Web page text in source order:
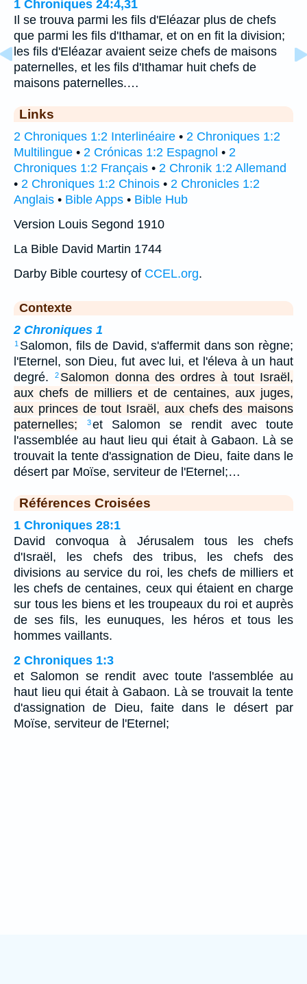
1 Chroniques 24:4,31
Il se trouva parmi les fils d'Eléazar plus de chefs
que parmi les fils d'Ithamar, et on en fit la division;
les fils d'Eléazar avaient seize chefs de maisons
paternelles, et les fils d'Ithamar huit chefs de
maisons paternelles.…
Links
2 Chroniques 1:2 Interlinéaire • 2 Chroniques 1:2
Multilingue • 2 Crónicas 1:2 Espagnol • 2
Chroniques 1:2 Français • 2 Chronik 1:2 Allemand
• 2 Chroniques 1:2 Chinois • 2 Chronicles 1:2
Anglais • Bible Apps • Bible Hub
Version Louis Segond 1910
La Bible David Martin 1744
Darby Bible courtesy of CCEL.org.
Contexte
2 Chroniques 1
1 Salomon, fils de David, s'affermit dans son règne;
l'Eternel, son Dieu, fut avec lui, et l'éleva à un haut
degré.
2 Salomon donna des ordres à tout Israël,
aux chefs de milliers et de centaines, aux juges,
aux princes de tout Israël, aux chefs des maisons
paternelles;
3et Salomon se rendit avec toute
l'assemblée au haut lieu qui était à Gabaon. Là se
trouvait la tente d'assignation de Dieu, faite dans le
désert par Moïse, serviteur de l'Eternel;…
Références Croisées
1 Chroniques 28:1
David convoqua à Jérusalem tous les chefs
d'Israël, les chefs des tribus, les chefs des
divisions au service du roi, les chefs de milliers et
les chefs de centaines, ceux qui étaient en charge
sur tous les biens et les troupeaux du roi et auprès
de ses fils, les eunuques, les héros et tous les
hommes vaillants.
2 Chroniques 1:3
et Salomon se rendit avec toute l'assemblée au
haut lieu qui était à Gabaon. Là se trouvait la tente
d'assignation de Dieu, faite dans le désert par
Moïse, serviteur de l'Eternel;